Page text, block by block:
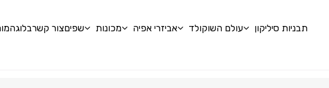
תבניות סיליקון עולם השוקולד אביזרי אפיה מכונות שפיםצור קשרבלוג